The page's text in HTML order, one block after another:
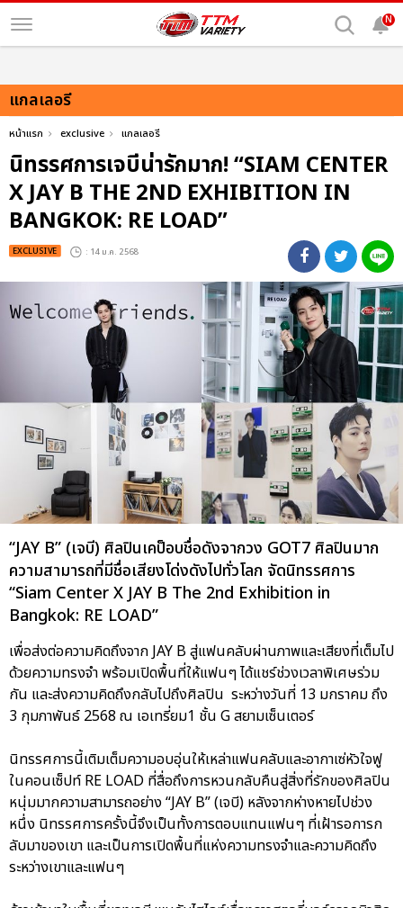
N
แกลเลอรี
หน้าแรก exclusive แกลเลอรี
นิทรรศการเจบีน่ารักมาก! “SIAM CENTER
X JAY B THE 2ND EXHIBITION IN
BANGKOK: RE LOAD”
EXCLUSIVE : 14 ม.ค. 2568
“JAY B” (เจบี) ศิลปินเคป็อบชื่อดังจากวง GOT7 ศิลปินมาก
ความสามารถที่มีชื่อเสียงโด่งดังไปทั่วโลก จัดนิทรรศการ
“Siam Center X JAY B The 2nd Exhibition in
Bangkok: RE LOAD”
เพื่อส่งต่อความคิดถึงจาก JAY B สู่แฟนคลับผ่านภาพและเสียงที่เต็มไป
ด้วยความทรงจำ พร้อมเปิดพื้นที่ให้แฟนๆ ได้แชร์ช่วงเวลาพิเศษร่วม
กัน และส่งความคิดถึงกลับไปถึงศิลปิน ระหว่างวันที่ 13 มกราคม ถึง
3 กุมภาพันธ์ 2568 ณ เอเทรี่ยม1 ชั้น G สยามเซ็นเตอร์
นิทรรศการนี้เติมเต็มความอบอุ่นให้เหล่าแฟนคลับและอากาเซ่หัวใจฟู
ในคอนเซ็ปท์ RE LOAD ที่สื่อถึงการหวนกลับคืนสู่สิ่งที่รักของศิลปิน
หนุ่มมากความสามารถอย่าง “JAY B” (เจบี) หลังจากห่างหายไปช่วง
หนึ่ง นิทรรศการครั้งนี้จึงเป็นทั้งการตอบแทนแฟนๆ ที่เฝ้ารอการก
ลับมาของเขา และเป็นการเปิดพื้นที่แห่งความทรงจำและความคิดถึง
ระหว่างเขาและแฟนๆ